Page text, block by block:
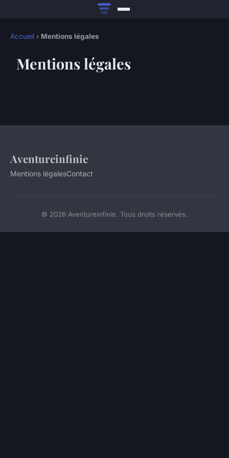
Accueil › Mentions légales
Mentions légales
Aventureinfinie
Mentions légalesContact
© 2026 Aventureinfinie. Tous droits réservés.